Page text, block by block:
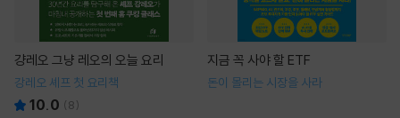
걍레오 그냥 레오의 오늘 요리
강레오 셰프 첫 요리책
10.0 (8)
지금 꼭 사야 할 ETF
돈이 몰리는 시장을 사라